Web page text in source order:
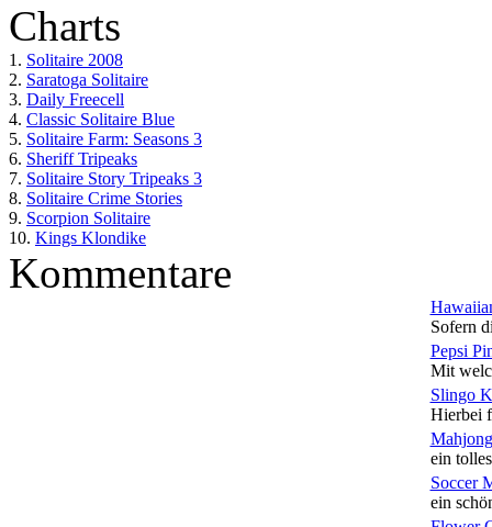
Charts
1. Solitaire 2008
2. Saratoga Solitaire
3. Daily Freecell
4. Classic Solitaire Blue
5. Solitaire Farm: Seasons 3
6. Sheriff Tripeaks
7. Solitaire Story Tripeaks 3
8. Solitaire Crime Stories
9. Scorpion Solitaire
10. Kings Klondike
Kommentare
Sofern
Pepsi
Mit
Slingo
Hierbei
ein
Soccer
ein